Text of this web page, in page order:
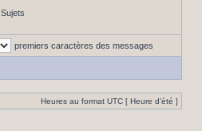
Sujets
premiers caractères des messages
Heures au format UTC [ Heure d’été ]